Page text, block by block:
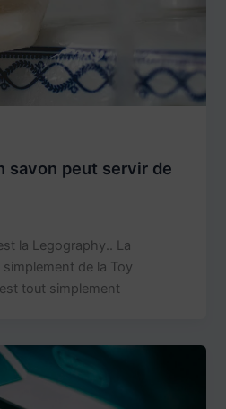
savon peut servir de
la Legography.. La
de la Toy
tout simplement